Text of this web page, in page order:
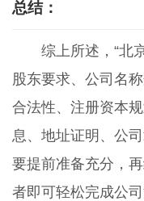
总结：
综上所述，“北
股东要求、公司名
合法性、注册资本
息、地址证明、公
要提前准备充分，
者即可轻松完成公